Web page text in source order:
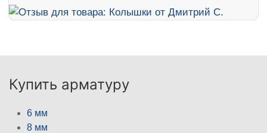
Купить арматуру
6 мм
8 мм